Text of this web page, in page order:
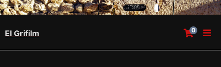
El Grifilm 0